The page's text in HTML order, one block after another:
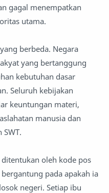
gagal menempatkan
utama.
berbeda. Negara
yang bertanggung
kebutuhan dasar
Seluruh kebijakan
keuntungan materi,
manusia dan
oleh kode pos
pada apakah ia
negeri. Setiap ibu